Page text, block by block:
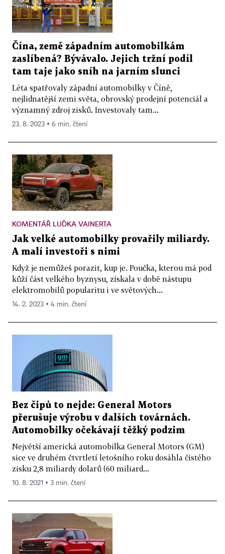
Čína, země západním automobilkám
zaslíbená? Bývávalo. Jejich tržní podíl
tam taje jako sníh na jarním slunci
Léta spatřovaly západní automobilky v Číně,
nejlidnatější zemi světa, obrovský prodejní potenciál a
významný zdroj zisků. Investovaly tam...
23. 8. 2023 ▪ 6 min. čtení
KOMENTÁŘ LUĎKA VAINERTA
Jak velké automobilky provařily miliardy.
A malí investoři s nimi
Když je nemůžeš porazit, kup je. Poučka, kterou má pod
kůží část velkého byznysu, získala v době nástupu
elektromobilů popularitu i ve světových...
14. 2. 2023 ▪ 4 min. čtení
Bez čipů to nejde: General Motors
přerušuje výrobu v dalších továrnách.
Automobilky očekávají těžký podzim
Největší americká automobilka General Motors (GM)
sice ve druhém čtvrtletí letošního roku dosáhla čistého
zisku 2,8 miliardy dolarů (60 miliard...
10. 8. 2021 ▪ 3 min. čtení